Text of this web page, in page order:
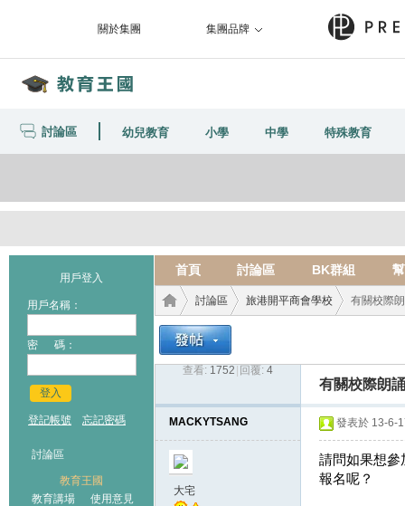
關於集團 集團品牌
討論區 幼兒教育 小學 中學 特殊教育
用戶登入
用戶名稱：
密 碼：
登入
登記帳號 忘記密碼
討論區
教育王國
教育講場
使用意見
首頁 討論區 BK群組
討論區
›
旅港開平商會學校
›
有關校際
查看: 1752 回覆: 4
有關校際朗
MACKYTSANG
大宅
發表於 13-6-
請問如果想參
報名呢？